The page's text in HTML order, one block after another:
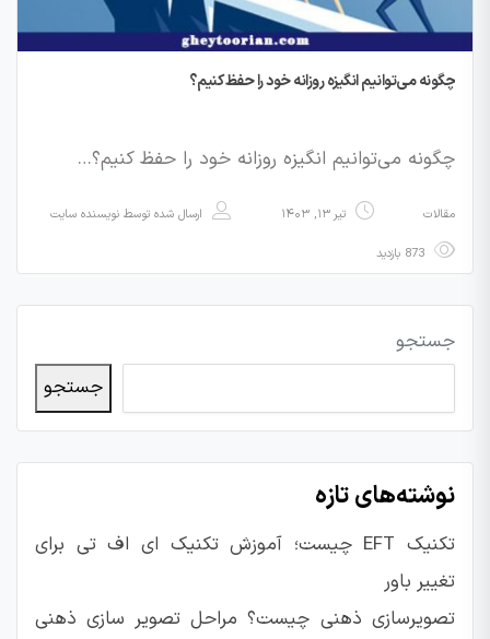
چگونه می‌توانیم انگیزه روزانه خود را حفظ کنیم؟
چگونه می‌توانیم انگیزه روزانه خود را حفظ کنیم؟…
مقالات تیر ۱۳, ۱۴۰۳ ارسال شده توسط نویسنده سایت
جستجو
جستجو
نوشته‌های تازه
تکنیک EFT چیست؛ آموزش تکنیک ای اف تی برای
تغییر باور
تصویرسازی ذهنی چیست؟ مراحل تصویر سازی ذهنی